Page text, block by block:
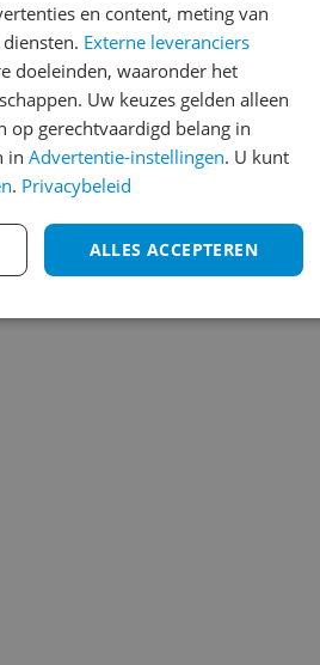
en content, meting van
Externe leveranciers
doeleinden, waaronder het
Uw keuzes gelden alleen
op gerechtvaardigd belang in
in Advertentie-instellingen. U kunt
. Privacybeleid
ALLES ACCEPTEREN